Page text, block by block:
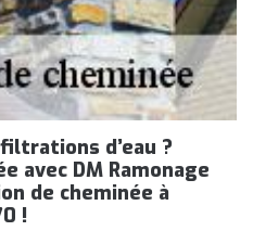
d’eau ?
avec DM Ramonage
de cheminée à
!